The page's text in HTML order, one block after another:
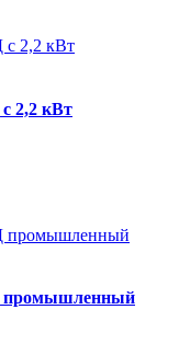
2,2 кВт
промышленный